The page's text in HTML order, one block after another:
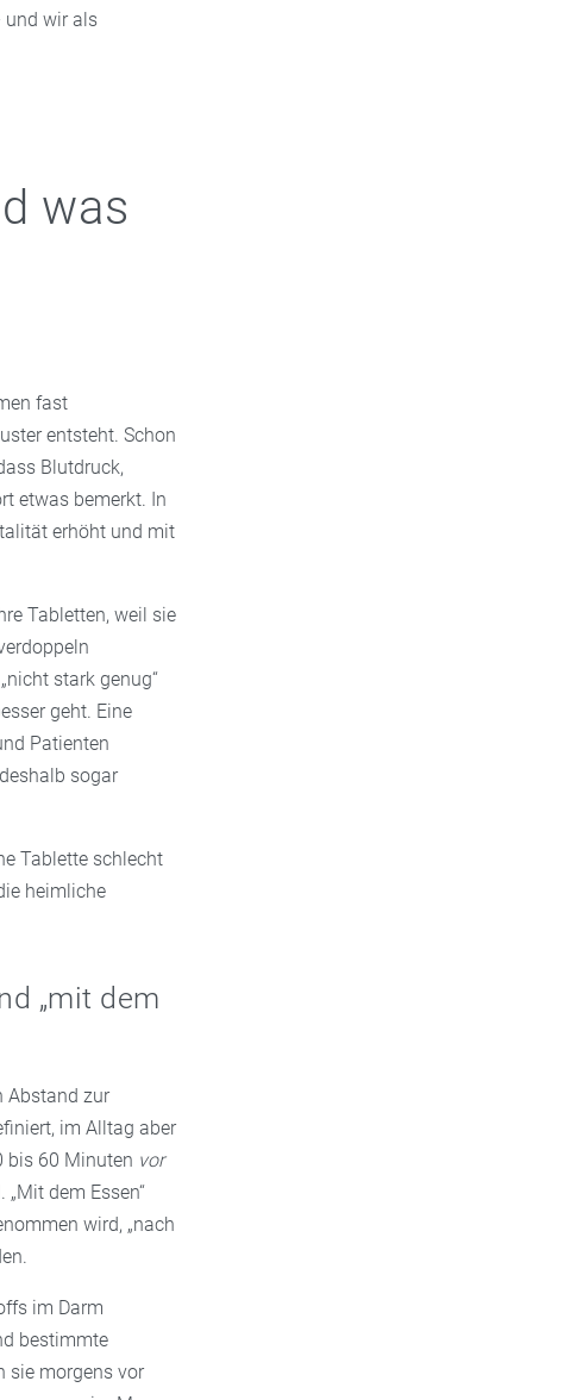
und wir als
was
fast
entsteht. Schon
Blutdruck,
etwas bemerkt. In
erhöht und mit
Tabletten, weil sie
stark genug“
geht. Eine
Patienten
sogar
Tablette schlecht
heimliche
„mit dem
Abstand zur
im Alltag aber
bis 60 Minuten vor
dem Essen“
wird, „nach
im Darm
bestimmte
sie morgens vor